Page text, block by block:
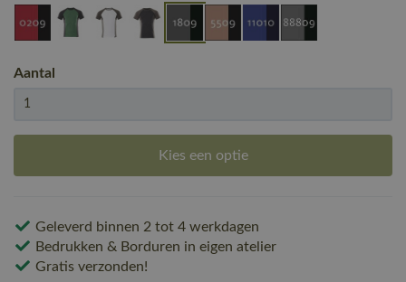
Aantal
Kies een optie
Geleverd binnen 2 tot 4 werkdagen
Bedrukken & Borduren in eigen atelier
Gratis verzonden!